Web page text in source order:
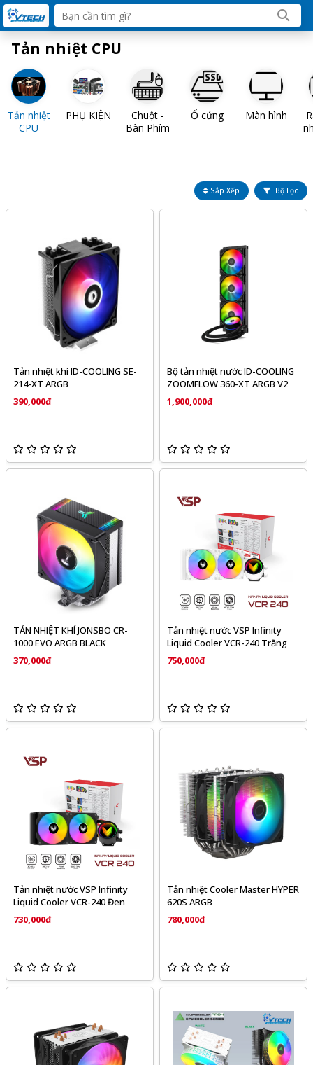
Tản nhiệt CPU
PHỤ KIỆN
Chuột -
Bàn Phím
Ổ cứng Màn hình
Tản nhiệt
CPU
Sắp Xếp Bộ Lọc
Tản nhiệt khí ID-COOLING SE-
214-XT ARGB
390,000đ
Bộ tản nhiệt nước ID-COOLING
ZOOMFLOW 360-XT ARGB V2
1,900,000đ
TẢN NHIỆT KHÍ JONSBO CR-
1000 EVO ARGB BLACK
370,000đ
Tản nhiệt nước VSP Infinity
Liquid Cooler VCR-240 Trắng
750,000đ
Tản nhiệt nước VSP Infinity
Liquid Cooler VCR-240 Đen
730,000đ
Tản nhiệt Cooler Master HYPER
620S ARGB
780,000đ